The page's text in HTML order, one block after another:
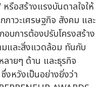
อสร้างแรงบันดาลใจให้
าวะเศรษฐกิจ สังคม และ
บการต้องปรับโครงสร้าง
และสิ่งแวดล้อม ทันกับ
ายๆ ด้าน และธุรกิจ
งหวังเป็นอย่างยิ่งว่า